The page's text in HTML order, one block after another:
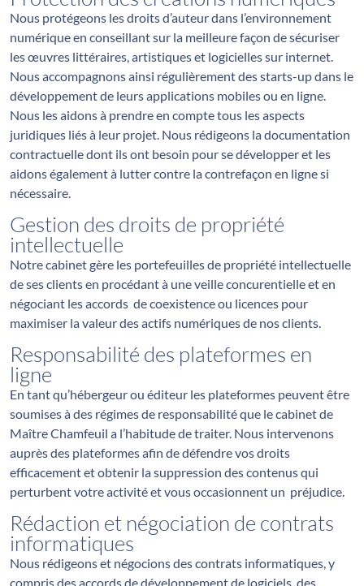
Nous protégeons les droits d’auteur dans l’environnement
numérique en conseillant sur la meilleure façon de sécuriser
les œuvres littéraires, artistiques et logicielles sur internet.
Nous accompagnons ainsi régulièrement des starts-up dans le
développement de leurs applications mobiles ou en ligne.
Nous les aidons à prendre en compte tous les aspects
juridiques liés à leur projet. Nous rédigeons la documentation
contractuelle dont ils ont besoin pour se développer et les
aidons également à lutter contre la contrefaçon en ligne si
nécessaire.
Gestion des droits de propriété
intellectuelle
Notre cabinet gère les portefeuilles de propriété intellectuelle
de ses clients en procédant à une veille concurentielle et en
négociant les accords de coexistence ou licences pour
maximiser la valeur des actifs numériques de nos clients.
Responsabilité des plateformes en
ligne
En tant qu’hébergeur ou éditeur les plateformes peuvent être
soumises à des régimes de responsabilité que le cabinet de
Maître Chamfeuil a l’habitude de traiter. Nous intervenons
auprès des plateformes afin de défendre vos droits
efficacement et obtenir la suppression des contenus qui
perturbent votre activité et vous occasionnent un préjudice.
Rédaction et négociation de contrats
informatiques
Nous rédigeons et négocions des contrats informatiques, y
compris des accords de développement de logiciels, des